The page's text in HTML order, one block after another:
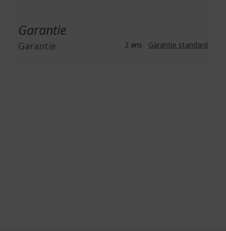
Garantie
Garantie 2 ans Garantie standard